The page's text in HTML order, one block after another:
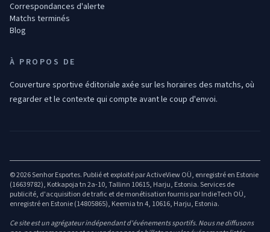
Correspondances d'alerte
Matchs terminés
Blog
À PROPOS DE
Couverture sportive éditoriale axée sur les horaires des matchs, où
regarder et le contexte qui compte avant le coup d'envoi.
© 2026 Senhor Esportes. Publié et exploité par ActiveView OÜ, enregistré en Estonie
(16639782), Kotkapoja tn 2a-10, Tallinn 10615, Harju, Estonia. Services de
publicité, d'acquisition de trafic et de monétisation fournis par IndieTech OÜ,
enregistré en Estonie (14805865), Keemia tn 4, 10616, Harju, Estonia.
Ce site est un agrégateur indépendant d'événements sportifs. Nous ne diffusons